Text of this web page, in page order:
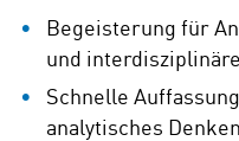
Begeisterung für
und
Schnelle
analytisches Denken